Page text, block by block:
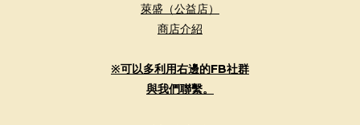
萊盛（公益店）
商店介紹
※可以多利用右邊的FB社群
與我們聯繫。